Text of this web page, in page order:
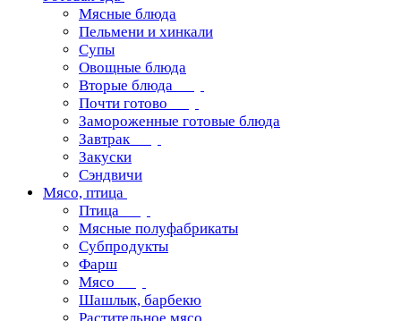
Мясные блюда
Пельмени и хинкали
Супы
Овощные блюда
Вторые блюда
Почти готово
Замороженные готовые блюда
Завтрак
Закуски
Сэндвичи
Мясо, птица
Птица
Мясные полуфабрикаты
Субпродукты
Фарш
Мясо
Шашлык, барбекю